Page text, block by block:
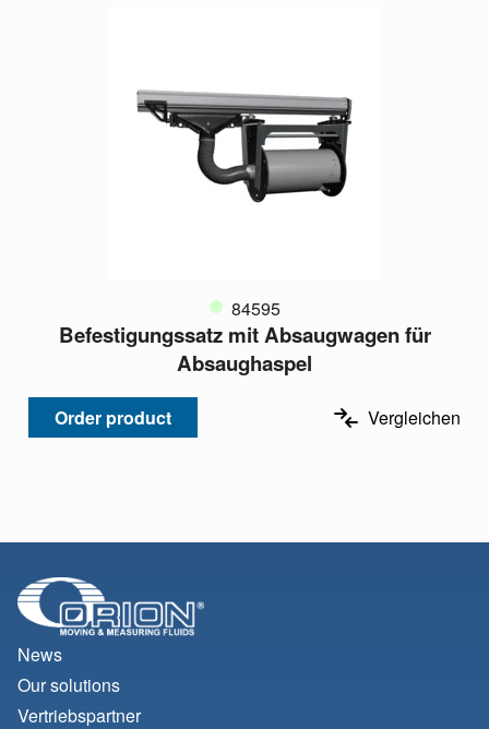
84595
Befestigungssatz mit Absaugwagen für
Absaughaspel
Order product Vergleichen
News
Our solutions
Vertriebspartner